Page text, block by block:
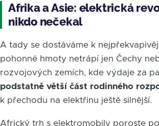
Afrika a Asie: elektrická
nikdo nečekal
A tady se dostáváme k
pohonné hmoty netrápí jen Čechy
rozvojových zemích, kde výdaje za
podstatně větší část rodinného
k přechodu na elektřinu ještě silnější.
Africký trh s elektromobily poroste